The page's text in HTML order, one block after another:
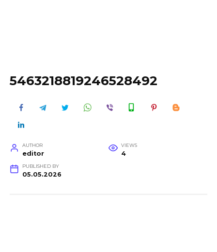
5463218819246528492
AUTHOR
editor
VIEWS
4
PUBLISHED BY
05.05.2026